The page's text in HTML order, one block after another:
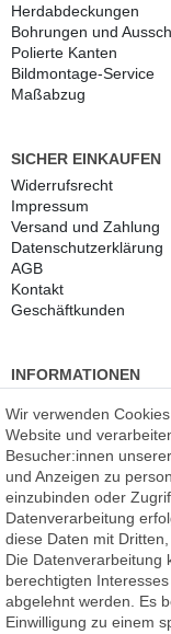
Herdabdeckungen
Bohrungen und
Polierte Kanten
Bildmontage-Service
Maßabzug
SICHER EINKAUFEN
Widerrufs­recht
Impressum
Versand und Zahlung
Daten­schutz­erklärung
AGB
Kontakt
Geschäftkunden
INFORMATIONEN
Kauf auf Rechnung
Datenschutz
Kostenlose Beratung
SSL Verschlüsselung
Händlerbund-
ROOMPIXXeine
F.A.R.B. Digitaldruck
Chemnitzer Straße
Wir verwenden
Website und
Besucher:innen
und Anzeigen zu
einzubinden oder
Datenverarbeitung
diese Daten mit
Die Datenverarbeitung
berechtigten
abgelehnt werden. Es
Einwilligung zu einem